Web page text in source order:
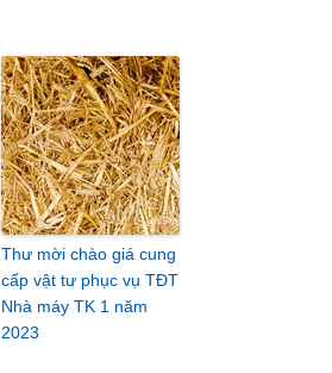
Thư mời chào giá cung
cấp vật tư phục vụ TĐT
Nhà máy TK 1 năm
2023